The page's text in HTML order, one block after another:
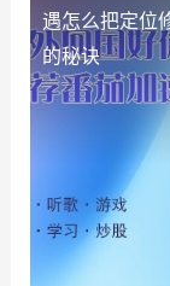
遇怎么把定位
的秘诀